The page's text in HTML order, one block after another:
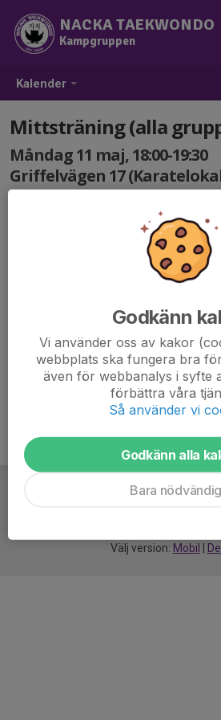
Kalender
NACKA TAEKWONDO
Kampgruppen
Mittsträning (alla
Måndag 11 maj, 18:00-19:30
Griffelvägen 17
Extraträning öppet för alla
fokuserat på att förbättra vår
övningar som vi utför på mitts.
Välj version: Mobil
Godkänn
Vi använder oss av kakor
webbplats ska fungera bra
även för webbanalys i syfte
förbättra våra
Så använder vi
Godkänn alla
Bara